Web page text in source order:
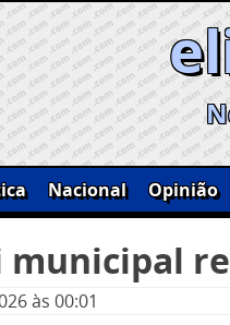
Nacional Opinião
municipal
às 00:01